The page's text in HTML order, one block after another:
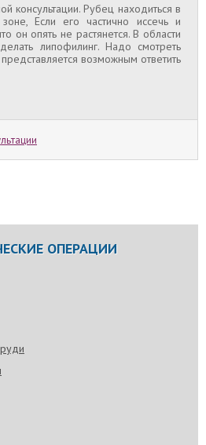
консультации. Рубец находиться в
Если его частично иссечь и
он опять не растянется. В области
липофилинг. Надо смотреть
возможным ответить
ОПЕРАЦИИ